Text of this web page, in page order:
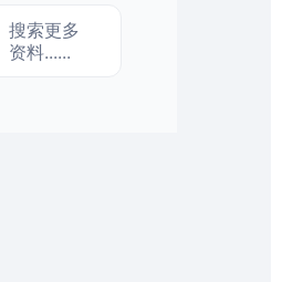
搜索更多
资料......